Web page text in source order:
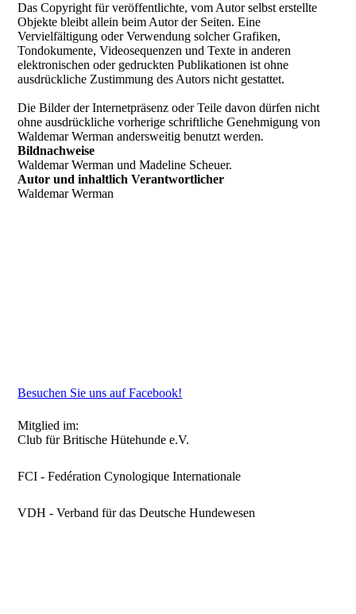
Das Copyright für veröffentlichte, vom Autor selbst erstellte
Objekte bleibt allein beim Autor der Seiten. Eine
Vervielfältigung oder Verwendung solcher Grafiken,
Tondokumente, Videosequenzen und Texte in anderen
elektronischen oder gedruckten Publikationen ist ohne
ausdrückliche Zustimmung des Autors nicht gestattet.
Die Bilder der Internetpräsenz oder Teile davon dürfen nicht
ohne ausdrückliche vorherige schriftliche Genehmigung von
Waldemar Werman andersweitig benutzt werden.
Bildnachweise
Waldemar Werman und Madeline Scheuer.
Autor und inhaltlich Verantwortlicher
Waldemar Werman
Besuchen Sie uns auf Facebook!
Mitglied im:
Club für Britische Hütehunde e.V.
FCI - Fedération Cynologique Internationale
VDH - Verband für das Deutsche Hundewesen